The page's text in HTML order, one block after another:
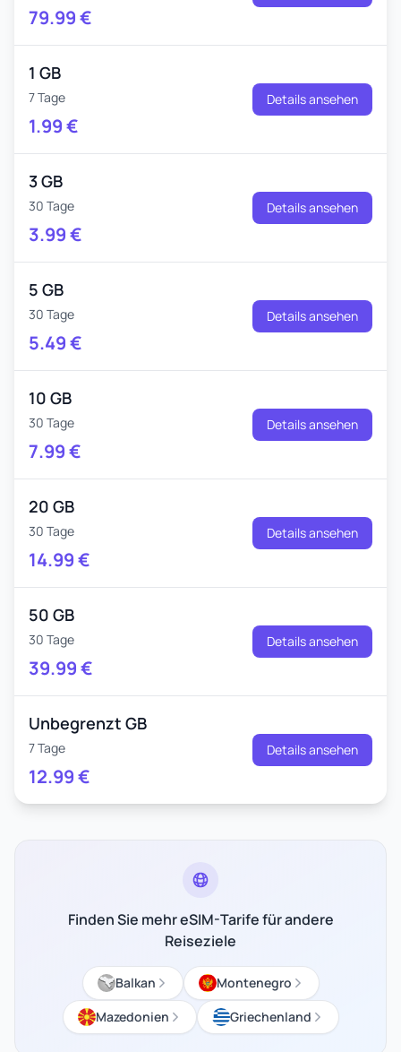
79.99€
1 GB
7 Tage
1.99€
Details ansehen
3 GB
30 Tage
3.99€
Details ansehen
5 GB
30 Tage
5.49€
Details ansehen
10 GB
30 Tage
7.99€
Details ansehen
20 GB
30 Tage
14.99€
Details ansehen
50 GB
30 Tage
39.99€
Details ansehen
Unbegrenzt GB
7 Tage
12.99€
Details ansehen
Finden Sie mehr eSIM-Tarife für andere
Reiseziele
Balkan
Montenegro
Mazedonien
Griechenland